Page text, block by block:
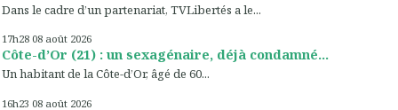
Dans le cadre d’un partenariat, TVLibertés a le...
17h28 08 août 2026
Côte-d’Or (21) : un sexagénaire, déjà condamné...
Un habitant de la Côte-d’Or, âgé de 60...
16h23 08 août 2026